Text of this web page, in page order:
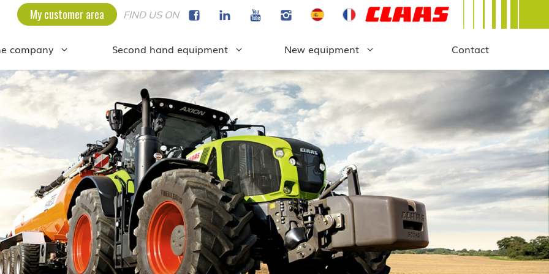
My customer area FIND US ON
company Second hand equipment New equipment Contact